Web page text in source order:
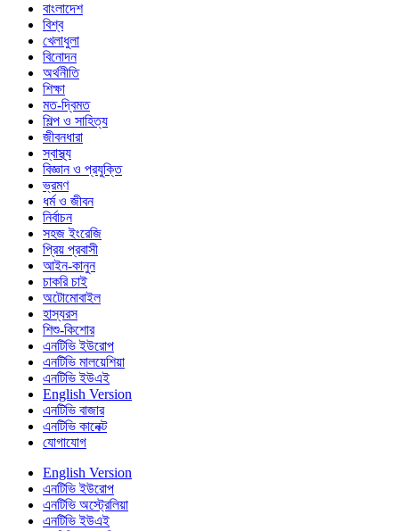
বাংলাদেশ
বিশ্ব
খেলাধুলা
বিনোদন
অর্থনীতি
শিক্ষা
মত-দ্বিমত
শিল্প ও সাহিত্য
জীবনধারা
স্বাস্থ্য
বিজ্ঞান ও প্রযুক্তি
ভ্রমণ
ধর্ম ও জীবন
নির্বাচন
সহজ ইংরেজি
প্রিয় প্রবাসী
আইন-কানুন
চাকরি চাই
অটোমোবাইল
হাস্যরস
শিশু-কিশোর
এনটিভি ইউরোপ
এনটিভি মালয়েশিয়া
এনটিভি ইউএই
English Version
এনটিভি বাজার
এনটিভি কানেক্ট
যোগাযোগ
English Version
এনটিভি ইউরোপ
এনটিভি অস্ট্রেলিয়া
এনটিভি ইউএই